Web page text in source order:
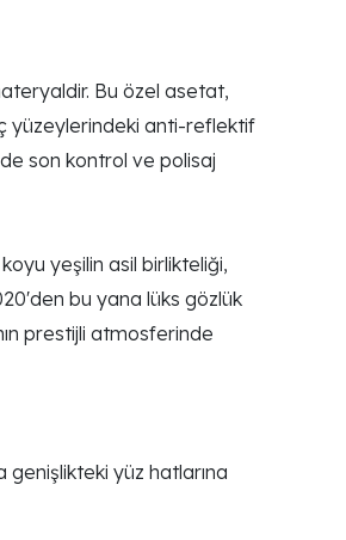
Bu özel asetat,
yüzeylerindeki anti-reflektif
son kontrol ve polisaj
yeşilin asil birlikteliği,
bu yana lüks gözlük
prestijli atmosferinde
yüz hatlarına